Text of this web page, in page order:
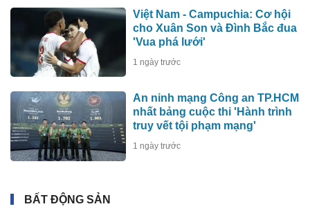
Việt Nam - Campuchia: Cơ hội
cho Xuân Son và Đình Bắc đua
'Vua phá lưới'
1 ngày trước
An ninh mạng Công an TP.HCM
nhất bảng cuộc thi 'Hành trình
truy vết tội phạm mạng'
1 ngày trước
BẤT ĐỘNG SẢN